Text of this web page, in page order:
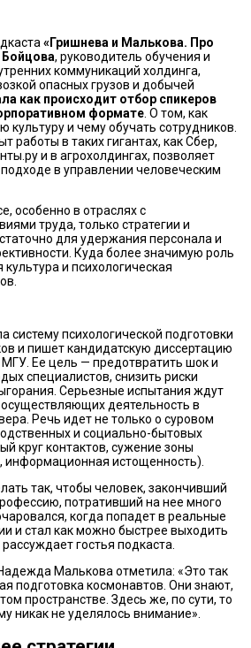
«Гришнева и Малькова. Про
Бойцова, руководитель обучения и
коммуникаций холдинга,
опасных грузов и добычей
как происходит отбор спикеров
формате . О том, как
культуру и чему обучать сотрудников.
работы в таких гигантах, как Сбер,
и в агрохолдингах, позволяет
в управлении человеческим
особенно в отраслях с
труда, только стратегии и
для удержания персонала и
Куда более значимую роль
и психологическая
систему психологической подготовки
и пишет кандидатскую диссертацию
МГУ. Ее цель — предотвратить шок и
специалистов, снизить риски
Серьезные испытания ждут
деятельность в
Речь идет не только о суровом
и социально-бытовых
круг контактов, сужение зоны
информационная истощенность).
так, чтобы человек, закончивший
потративший на нее много
когда попадет в реальные
и стал как можно быстрее выходить
гостья подкаста.
Малькова отметила: «Это так
подготовка космонавтов. Они знают,
пространстве. Здесь же, по сути, то
никак не уделялось внимание».